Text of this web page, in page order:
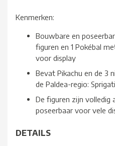
Kenmerken:
Bouwbare en
figuren en 1 Pokébal
voor display
Bevat Pikachu en de 3
de Paldea-regio:
De figuren zijn volledig
poseerbaar voor vele
DETAILS